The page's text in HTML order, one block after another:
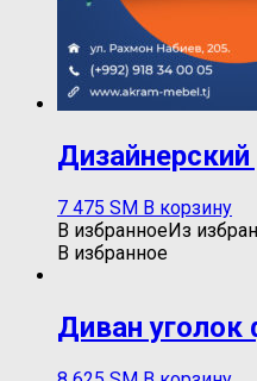
7 475 ЅМ В корзину
В избранноеИз
В избранное
Диван